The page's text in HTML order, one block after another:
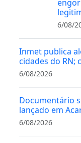
6/08/
Inmet publica
cidades do RN;
6/08/2026
Documentário
lançado em
6/08/2026